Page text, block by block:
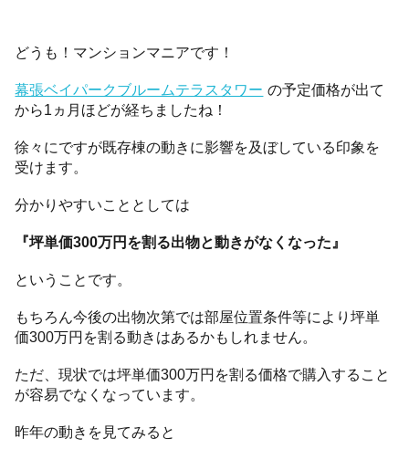
どうも！マンションマニアです！
幕張ベイパークブルームテラスタワー の予定価格が出て
から1ヵ月ほどが経ちましたね！
徐々にですが既存棟の動きに影響を及ぼしている印象を
受けます。
分かりやすいこととしては
『坪単価300万円を割る出物と動きがなくなった』
ということです。
もちろん今後の出物次第では部屋位置条件等により坪単
価300万円を割る動きはあるかもしれません。
ただ、現状では坪単価300万円を割る価格で購入すること
が容易でなくなっています。
昨年の動きを見てみると